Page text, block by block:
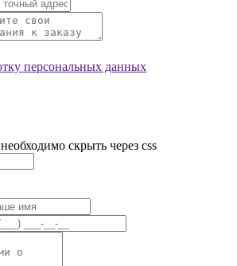
персональных данных
скрыть через css